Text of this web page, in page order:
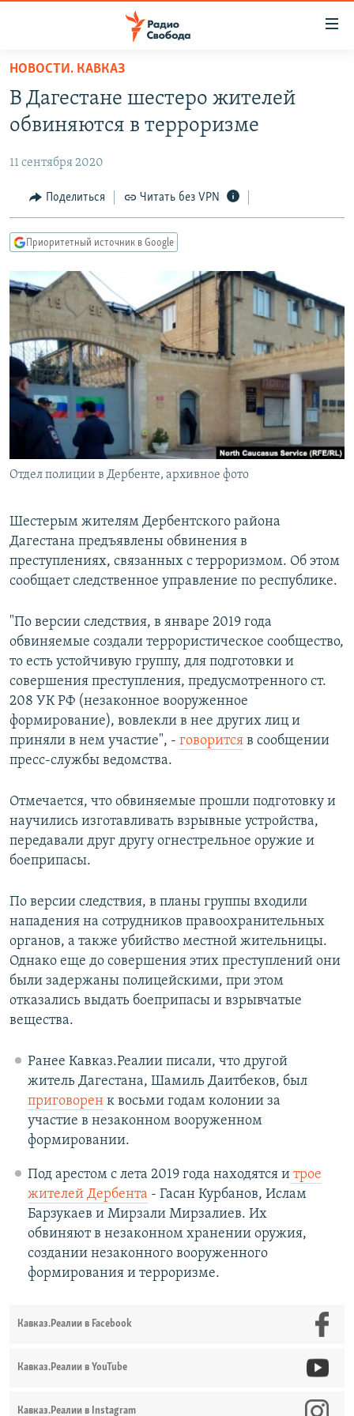
упрощенного
доступа
Вернуться
основному
Вернутся
главной
навигации
Вернутся
поиску
ПОДКАСТЫ
ЦИТАТЫ СВОБОДЫ
МНЕНИЯ
IDEL.РЕАЛИИ
КАВКАЗ.РЕАЛИИ
СЕВЕР.РЕАЛИИ
СИБИРЬ.РЕАЛИИ
РАСПИСАНИЕ ВЕЩАНИЯ
ПОДПИШИТЕСЬ НА РАССЫЛКУ
СОЦИАЛЬНЫЕ СЕТИ
Все сайты РСЕ/РС
НОВОСТИ. КАВКАЗ
В Дагестане шестеро жителей
обвиняются в терроризме
11 сентября 2020
Поделиться Читать без VPN
Приоритетный источник в Google
Отдел полиции в Дербенте, архивное фото
Шестерым жителям Дербентского района
Дагестана предъявлены обвинения в
преступлениях, связанных с терроризмом. Об этом
сообщает следственное управление по республике.
"По версии следствия, в январе 2019 года
обвиняемые создали террористическое сообщество,
то есть устойчивую группу, для подготовки и
совершения преступления, предусмотренного ст.
208 УК РФ (незаконное вооруженное
формирование), вовлекли в нее других лиц и
приняли в нем участие", - говорится в сообщении
пресс-службы ведомства.
Отмечается, что обвиняемые прошли подготовку и
научились изготавливать взрывные устройства,
передавали друг другу огнестрельное оружие и
боеприпасы.
По версии следствия, в планы группы входили
нападения на сотрудников правоохранительных
органов, а также убийство местной жительницы.
Однако еще до совершения этих преступлений они
были задержаны полицейскими, при этом
отказались выдать боеприпасы и взрывчатые
вещества.
Ранее Кавказ.Реалии писали, что другой
житель Дагестана, Шамиль Даитбеков, был
приговоренк восьми годам колонии за
участие в незаконном вооруженном
формировании.
Под арестом с лета 2019 года находятся итрое
жителей Дербента - Гасан Курбанов, Ислам
Барзукаев и Мирзали Мирзалиев. Их
обвиняют в незаконном хранении оружия,
создании незаконного вооруженного
формирования и терроризме.
Кавказ.Реалии в Facebook
Кавказ.Реалии в YouTube
Кавказ.Реалии в Instagram